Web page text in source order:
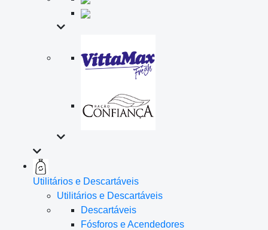
Utilitários e Descartáveis
Utilitários e Descartáveis
Descartáveis
Fósforos e Acendedores